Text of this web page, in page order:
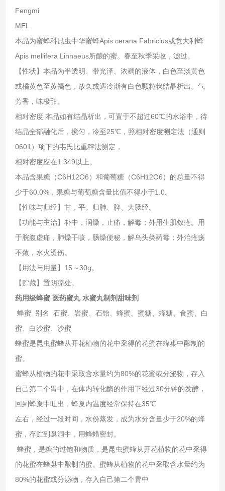
Fengmi
MEL
本品为蜜蜂科昆虫中华蜜蜂Apis cerana Fabricius或意大利蜂
Apis mellifera Linnaeus所酿的蜜。春至秋季采收，滤过。
【性状】本品为半透明、带光泽、浓稠的液体，白色至淡黄色
或橘黄色至黄褐色，放久或遇冷渐有白色颗粒状结晶析出。气
芳香，味极甜。
相对密度 本品如有结晶析出，可置于不超过60℃的水浴中，待
结晶全部融化后，搅匀，冷至25℃，照相对密度测定法（通则
0601）项下的韦氏比重秤法测定，
相对密度应在1.349以上。
本品含果糖（C6H12O6）和葡萄糖（C6H12O6）的总量不得
少于60.0%，果糖与葡萄糖含量比值不得小于1.0。
【性味与归经】甘，平。归肺、脾、大肠经。
【功能与主治】补中，润燥，止痛，解毒；外用生肌敛疮。用
于脘腹虚痛，肺燥干咳，肠燥便秘，解乌头类药毒；外治疮疡
不敛，水火烫伤。
【用法与用量】15～30g。
【贮藏】置阴凉处。
药用级蜂蜜 医药蜜丸 水蜜丸制剂甜味剂
蜂蜜 别名 石蜜、岩蜜、石饴、蜂蜜、蜜糖、蜂糖、食蜜、白
蜜、白沙蜜、沙蜜
蜂蜜是昆虫蜜蜂从开花植物的花中采得的花蜜在蜂巢中酿制的
蜜。
蜜蜂从植物的花中采取含水量约为80%的花蜜或分泌物，存入
自己第二个胃中，在体内转化酶的作用下经过30分钟的发酵，
回到蜂巢中吐出，蜂巢内温度经常保持在35℃
左右，经过一段时间，水份蒸发，成为水分含量少于20%的蜂
蜜，存贮到巢洞中，用蜂蜡密封。
蜂蜜，是糖的过饱和物质，是昆虫蜜蜂从开花植物的花中采得
的花蜜在蜂巢中酿制的蜜。蜜蜂从植物的花中采取含水量约为
80%的花蜜或分泌物，存入自己第二个胃中